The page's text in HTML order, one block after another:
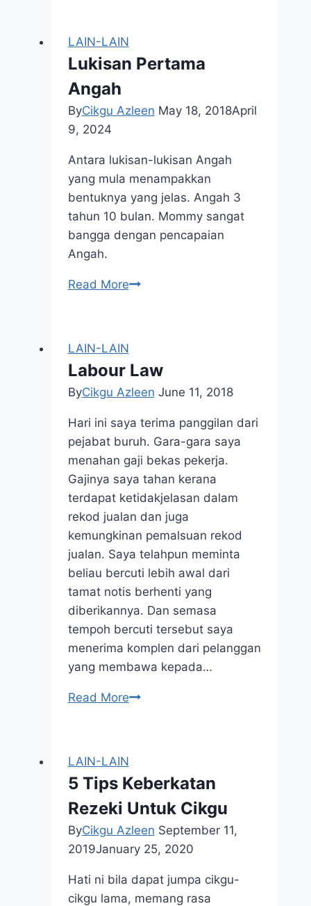
LAIN-LAIN
Lukisan Pertama
Angah
ByCikgu Azleen May 18, 2018April
9, 2024
Antara lukisan-lukisan Angah
yang mula menampakkan
bentuknya yang jelas. Angah 3
tahun 10 bulan. Mommy sangat
bangga dengan pencapaian
Angah.
Read MoreLukisan
LAIN-LAIN
Labour Law
ByCikgu Azleen June 11, 2018
Hari ini saya terima panggilan dari
pejabat buruh. Gara-gara saya
menahan gaji bekas pekerja.
Gajinya saya tahan kerana
terdapat ketidakjelasan dalam
rekod jualan dan juga
kemungkinan pemalsuan rekod
jualan. Saya telahpun meminta
beliau bercuti lebih awal dari
tamat notis berhenti yang
diberikannya. Dan semasa
tempoh bercuti tersebut saya
menerima komplen dari pelanggan
yang membawa kepada…
Read MoreLabour
LAIN-LAIN
5 Tips Keberkatan
Rezeki Untuk Cikgu
ByCikgu Azleen September 11,
2019January 25, 2020
Hati ni bila dapat jumpa cikgu-
cikgu lama, memang rasa